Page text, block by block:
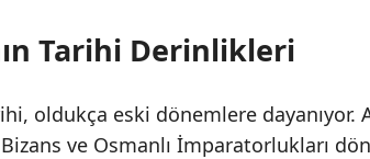
Tarihi Derinlikleri
oldukça eski dönemlere
ve Osmanlı İmparatorlukları